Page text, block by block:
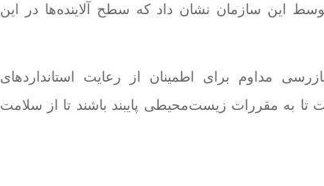
این سازمان نشان داد که سطح آلاینده‌ها در این
مداوم برای اطمینان از رعایت استانداردهای
به مقررات زیست‌محیطی پایبند باشند تا از سلامت